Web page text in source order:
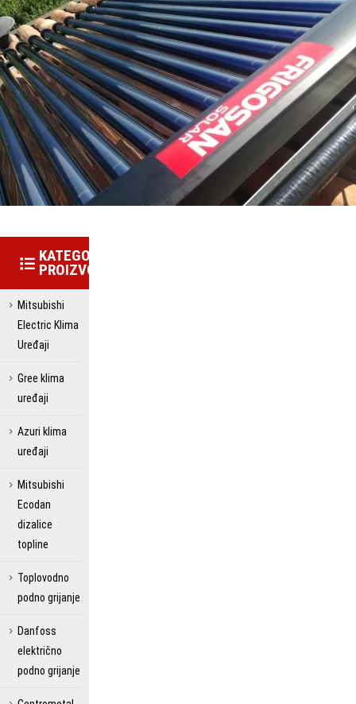
KATEGORIJE
PROIZVODA
Mitsubishi
Electric Klima
Uređaji
Gree klima
uređaji
Azuri klima
uređaji
Mitsubishi
Ecodan
dizalice
topline
Toplovodno
podno grijanje
Danfoss
električno
podno grijanje